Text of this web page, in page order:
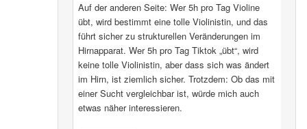
Auf der anderen Seite: Wer 5h pro Tag Violine
übt, wird bestimmt eine tolle Violinistin, und das
führt sicher zu strukturellen Veränderungen im
Hirnapparat. Wer 5h pro Tag Tiktok „übt“, wird
keine tolle Violinistin, aber dass sich was ändert
im Hirn, ist ziemlich sicher. Trotzdem: Ob das mit
einer Sucht vergleichbar ist, würde mich auch
etwas näher interessieren.